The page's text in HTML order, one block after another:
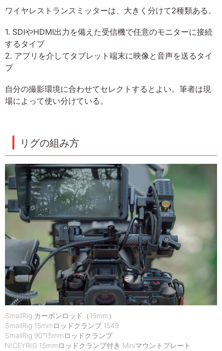
ワイヤレストランスミッターは、大きく分けて2種類ある。
1. SDIやHDMI出力を備えた受信機で任意のモニターに接続
するタイプ
2. アプリを介してタブレット端末に映像と音声を送るタイ
プ
自分の撮影環境に合わせてセレクトするとよい。筆者は現
場によって使い分けている。
リグの組み方
SmallRig カーボンロッド（15mm）
SmallRig 15mmロッドクランプ 1549
SmallRig 90°15mmロッドクランプ
NICEYRIG 15mmロッドクランプ付き Miniマウントプレート